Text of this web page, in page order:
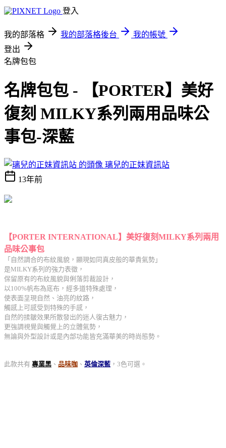
登入
我的部落格 我的部落格後台
我的帳號
登出
名牌包包
名牌包包 - 【PORTER】美好
復刻 MILKY系列兩用品味公
事包-深藍
璃兒的正妹資訊站
13年前
【PORTER INTERNATIONAL】美好復刻MILKY系列兩用
品味公事包
「自然調合的布紋風貌，顯現如同真皮般的華貴氣勢」
是MILKY系列的強力表徵，
保留原有的布紋風貌與俐落剪裁設計，
以100%帆布為底布，經多道特殊處理，
使表面呈現自然、油亮的紋路，
觸感上可感受到特殊的手感，
自然的揉皺效果所散發出的迷人復古魅力，
更強調視覺與觸覺上的立體氣勢，
無論與外型設計或是內部功能皆充滿華美的時尚態勢。
此款共有 專業黑 、 品味咖 、 英倫深藍 ，3色可選。